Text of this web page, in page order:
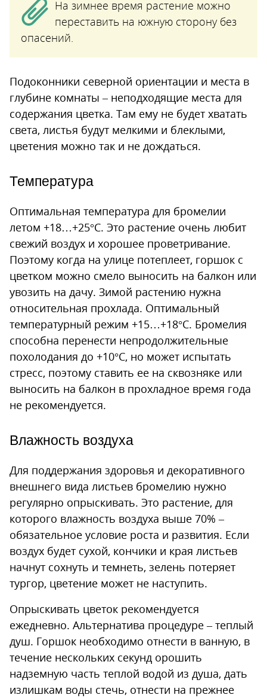
На зимнее время растение можно
переставить на южную сторону без
опасений.
Подоконники северной ориентации и места в
глубине комнаты – неподходящие места для
содержания цветка. Там ему не будет хватать
света, листья будут мелкими и блеклыми,
цветения можно так и не дождаться.
Температура
Оптимальная температура для бромелии
летом +18…+25°С. Это растение очень любит
свежий воздух и хорошее проветривание.
Поэтому когда на улице потеплеет, горшок с
цветком можно смело выносить на балкон или
увозить на дачу. Зимой растению нужна
относительная прохлада. Оптимальный
температурный режим +15…+18°С. Бромелия
способна перенести непродолжительные
похолодания до +10°С, но может испытать
стресс, поэтому ставить ее на сквозняке или
выносить на балкон в прохладное время года
не рекомендуется.
Влажность воздуха
Для поддержания здоровья и декоративного
внешнего вида листьев бромелию нужно
регулярно опрыскивать. Это растение, для
которого влажность воздуха выше 70% –
обязательное условие роста и развития. Если
воздух будет сухой, кончики и края листьев
начнут сохнуть и темнеть, зелень потеряет
тургор, цветение может не наступить.
Опрыскивать цветок рекомендуется
ежедневно. Альтернатива процедуре – теплый
душ. Горшок необходимо отнести в ванную, в
течение нескольких секунд орошить
надземную часть теплой водой из душа, дать
излишкам воды стечь, отнести на прежнее